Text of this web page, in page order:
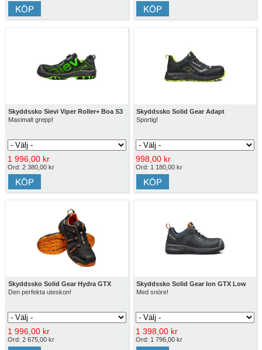
Skyddssko Sievi Viper Roller+ Boa S3
Maximalt grepp!
1 996,00 kr
Ord: 2 380,00 kr
Skyddssko Solid Gear Adapt
Sportig!
998,00 kr
Ord: 1 180,00 kr
Skyddssko Solid Gear Hydra GTX
Den perfekta uteskon!
1 996,00 kr
Ord: 2 675,00 kr
Skyddssko Solid Gear Ion GTX Low
Med snöre!
1 398,00 kr
Ord: 1 796,00 kr